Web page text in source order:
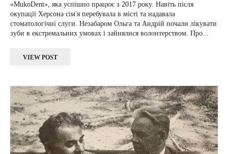
«MukoDent», яка успішно працює з 2017 року. Навіть після
окупації Херсона сім'я перебувала в місті та надавала
стоматологічні слуги. Незабаром Ольга та Андрій почали лікувати
зуби в екстремальних умовах і зайнялися волонтерством. Про...
VIEW POST